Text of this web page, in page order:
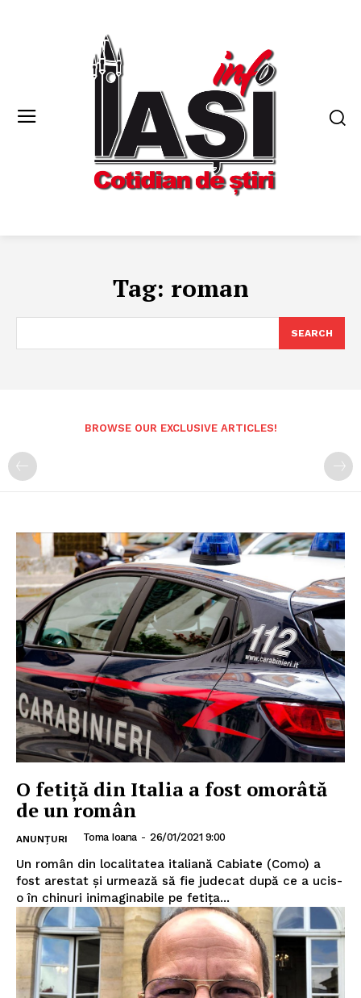
Tag: roman
SEARCH
BROWSE OUR EXCLUSIVE ARTICLES!
O fetiță din Italia a fost omorâtă
de un român
ANUNȚURI Toma Ioana - 26/01/2021 9:00
Un român din localitatea italiană Cabiate (Como) a
fost arestat și urmează să fie judecat după ce a ucis-
o în chinuri inimaginabile pe fetița...